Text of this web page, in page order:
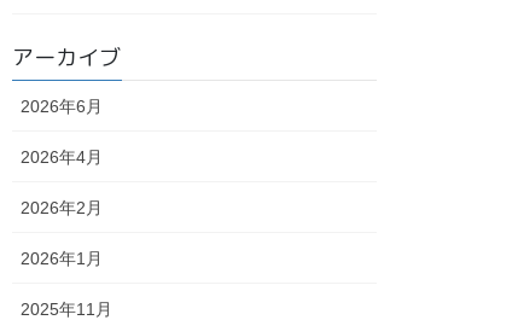
アーカイブ
2026年6月
2026年4月
2026年2月
2026年1月
2025年11月